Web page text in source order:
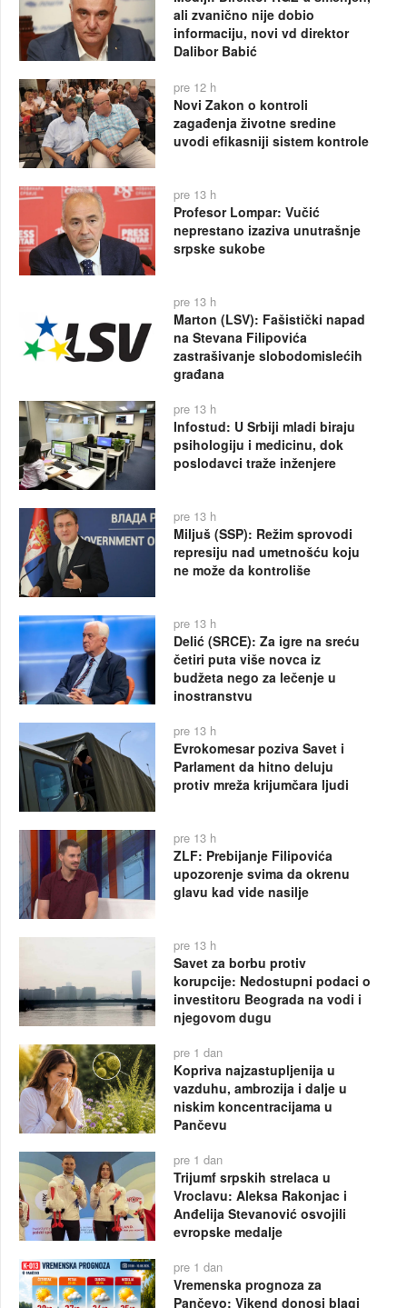
ali zvanično nije dobio
informaciju, novi vd direktor
Dalibor Babić
pre 12 h
Novi Zakon o kontroli
zagađenja životne sredine
uvodi efikasniji sistem kontrole
pre 13 h
Profesor Lompar: Vučić
neprestano izaziva unutrašnje
srpske sukobe
pre 13 h
Marton (LSV): Fašistički napad
na Stevana Filipovića
zastrašivanje slobodomislećih
građana
pre 13 h
Infostud: U Srbiji mladi biraju
psihologiju i medicinu, dok
poslodavci traže inženjere
pre 13 h
Miljuš (SSP): Režim sprovodi
represiju nad umetnošću koju
ne može da kontroliše
pre 13 h
Delić (SRCE): Za igre na sreću
četiri puta više novca iz
budžeta nego za lečenje u
inostranstvu
pre 13 h
Evrokomesar poziva Savet i
Parlament da hitno deluju
protiv mreža krijumčara ljudi
pre 13 h
ZLF: Prebijanje Filipovića
upozorenje svima da okrenu
glavu kad vide nasilje
pre 13 h
Savet za borbu protiv
korupcije: Nedostupni podaci o
investitoru Beograda na vodi i
njegovom dugu
pre 1 dan
Kopriva najzastupljenija u
vazduhu, ambrozija i dalje u
niskim koncentracijama u
Pančevu
pre 1 dan
Trijumf srpskih strelaca u
Vroclavu: Aleksa Rakonjac i
Anđelija Stevanović osvojili
evropske medalje
pre 1 dan
Vremenska prognoza za
Pančevo: Vikend donosi blagi